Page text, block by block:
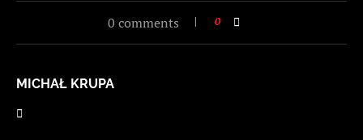
0 comments 0
MICHAŁ KRUPA